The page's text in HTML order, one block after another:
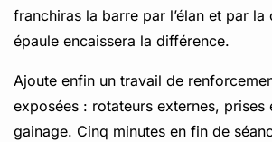
franchiras la barre par l’élan et par la
épaule encaissera la différence.
Ajoute enfin un travail de
exposées : rotateurs externes, prises
gainage. Cinq minutes en fin de